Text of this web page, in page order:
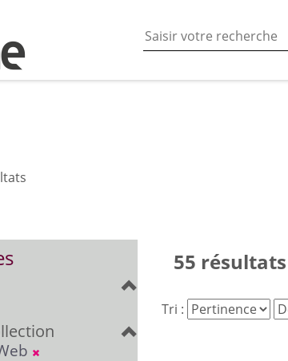
navigation sur ce site vous acceptez
partages de contenu sur les réseaux sociaux.
55 résultats
Tri :